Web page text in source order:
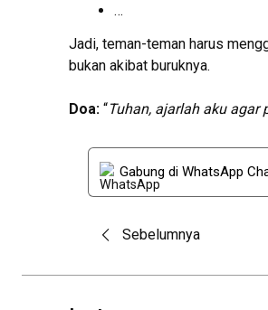
…
Jadi, teman-teman harus
bukan akibat buruknya.
Doa:“Tuhan, ajarlah aku agar
Gabung di WhatsApp
Post
navigation
Sebelumnya